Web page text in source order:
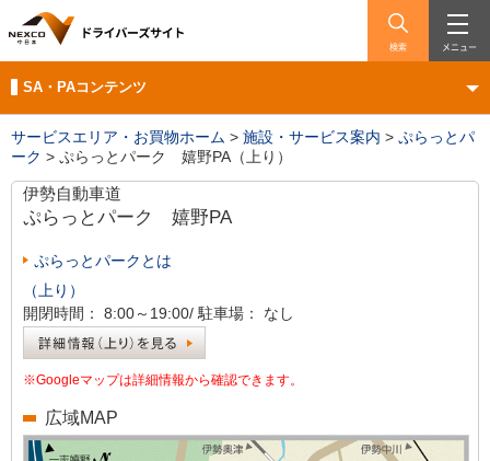
検索 メニュー
SA・PAコンテンツ
サービスエリア・お買物ホーム > 施設・サービス案内 > ぷらっとパ
ーク > ぷらっとパーク 嬉野PA（上り）
伊勢自動車道
ぷらっとパーク 嬉野PA
ぷらっとパークとは
（上り）
開閉時間：
8:00～19:00/ 駐車場： なし
※Googleマップは詳細情報から確認できます。
広域MAP